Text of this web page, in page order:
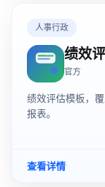
人事行政
绩效
官方
绩效评估模板，
报表。
查看详情